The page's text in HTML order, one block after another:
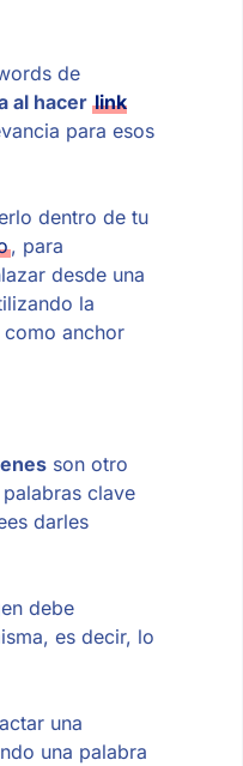
de
al hacer link
para esos
dentro de tu
, para
desde una
la
anchor
son otro
clave
darles
debe
es decir, lo
una
una palabra